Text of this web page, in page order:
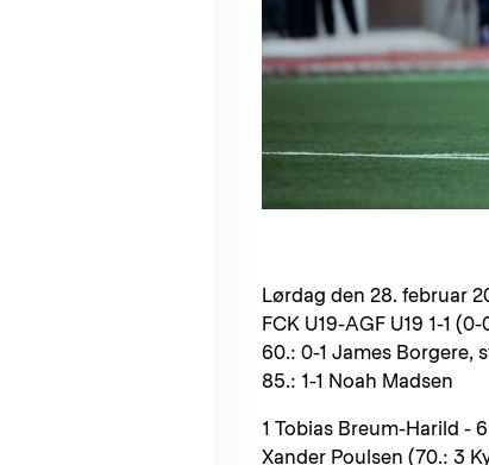
Lørdag den 28. februar
FCK U19-AGF U19 1-1
60.: 0-1 James Borgere,
85.: 1-1 Noah Madsen
1 Tobias Breum-Harild -
Xander Poulsen (70.: 3